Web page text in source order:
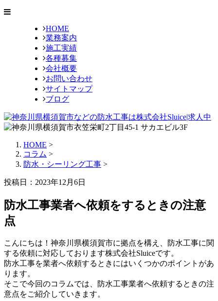
HOME
業務案内
施工実績
各種募集
会社概要
お問い合わせ
サイトマップ
ブログ
HOME >
コラム >
防水・シーリング工事 >
投稿日：2023年12月6日
防水工事業者へ依頼をするときの注意
点
こんにちは！神奈川県横須賀市に拠点を構え、防水工事に関
する依頼に対応しております株式会社Sluiceです。
防水工事を業者へ依頼するときにはいくつかのポイントがあ
ります。
そこで今回のコラムでは、防水工事業者へ依頼するときの注
意点をご紹介していきます。